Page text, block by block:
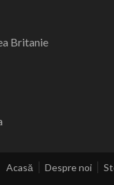
Britanie
Acasă Despre noi